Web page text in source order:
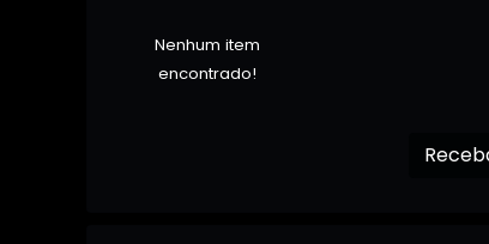
Nenhum item
encontrado!